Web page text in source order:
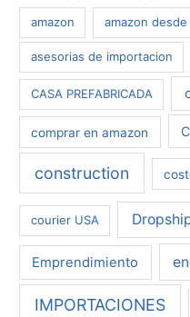
amazon amazon
asesorias de importacion
CASA PREFABRICADA
comprar en amazon
construction
courier USA
Emprendimiento
IMPORTACIONES